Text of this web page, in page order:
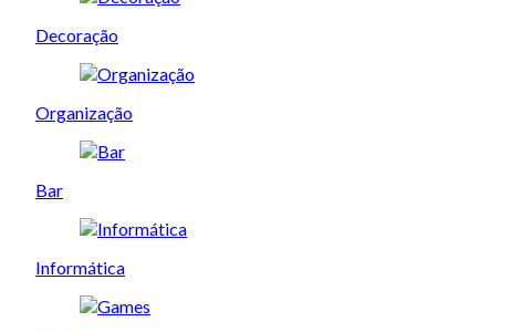
Decoração
Organização
Bar
Informática